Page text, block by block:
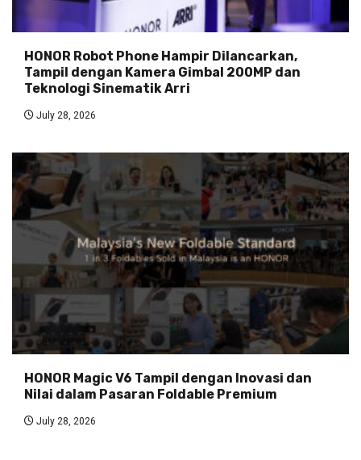
HONOR Robot Phone Hampir Dilancarkan,
Tampil dengan Kamera Gimbal 200MP dan
Teknologi Sinematik Arri
July 28, 2026
HONOR Magic V6 Tampil dengan Inovasi dan
Nilai dalam Pasaran Foldable Premium
July 28, 2026